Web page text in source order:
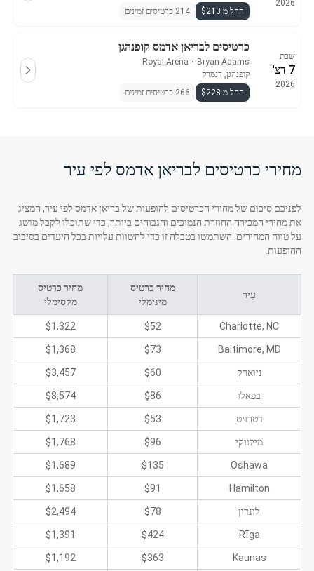
2026
החל מ $213
214 כרטיסים זמינים
שבת
7 דצ'
2026
כרטיסים לבריאן אדמס קופנהגן
Bryan Adams
・
Royal Arena
קופנהגן, דנמרק
החל מ $228
266 כרטיסים זמינים
מחירי כרטיסים לבריאן אדמס לפי עיר
לפניכם סיכום של מחירי הכרטיסים להופעות של בריאן אדמס לפי עיר, המציג
את מחירי המכירה החוזרת הנמוכים והגבוהים ביותר, כדי שתוכלו לקבל מושג
על טווח המחירים. השתמשו בטבלה זו כדי להשוות עלויות בכל היעדים בסיבוב
ההופעות.
עִיר
מחיר כרטיס
מינימלי
מחיר כרטיס
מקסימלי
Charlotte, NC
$52
$1,322
Baltimore, MD
$73
$1,368
ניוארק $60
$3,457
בפאלו $86
$8,574
דטרויט $53
$1,723
מילווקי $96
$1,768
Oshawa
$135
$1,689
Hamilton
$91
$1,658
לונדון $78
$2,494
Rīga
$424
$1,391
Kaunas
$363
$1,192